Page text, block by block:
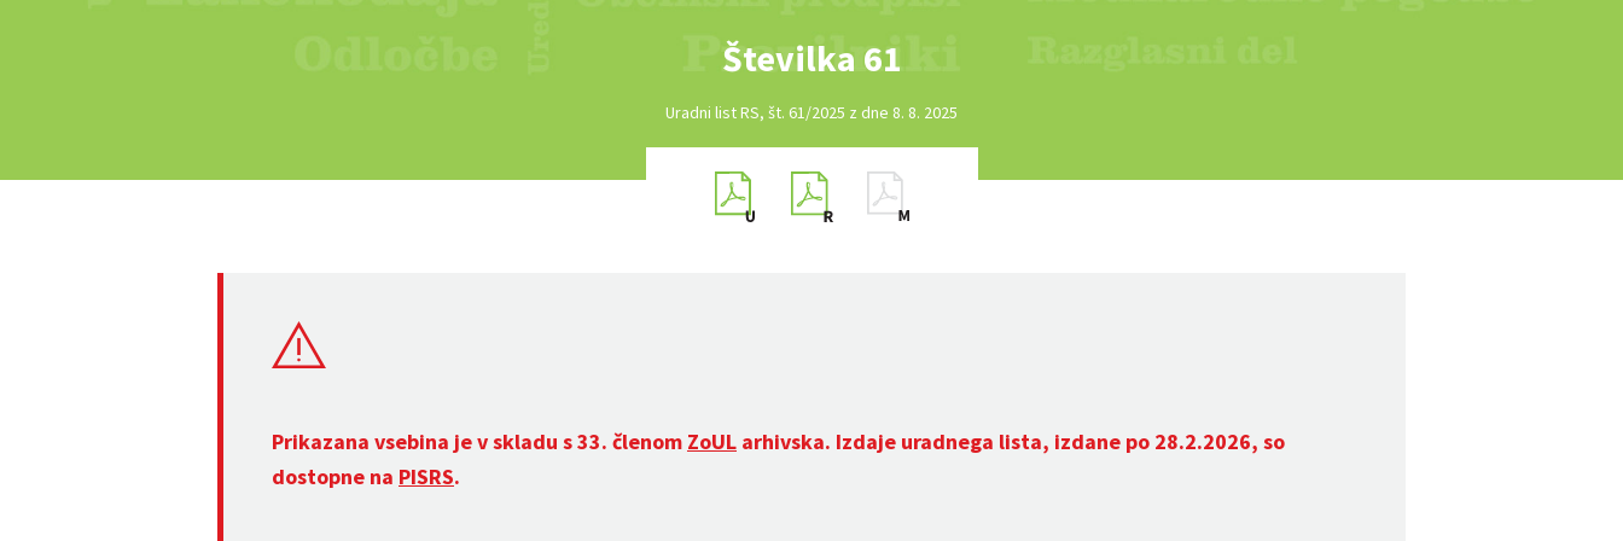
Številka 61
Uradni list RS, št. 61/2025 z dne 8. 8. 2025
Prikazana vsebina je v skladu s 33. členom ZoUL arhivska. Izdaje uradnega lista, izdane po 28.2.2026, so
dostopne na PISRS.